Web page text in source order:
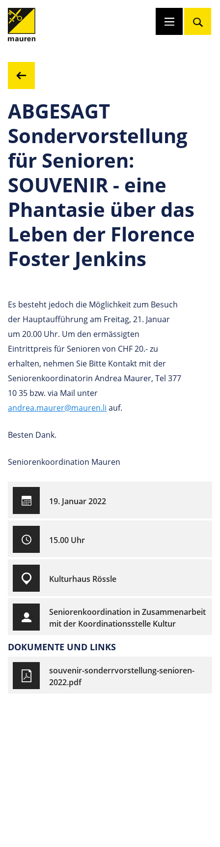
ABGESAGT
Sondervorstellung
für Senioren:
SOUVENIR - eine
Phantasie über das
Leben der Florence
Foster Jenkins
Es besteht jedoch die Möglichkeit zum Besuch
der Hauptaufführung am Freitag, 21. Januar
um 20.00 Uhr. Um den ermässigten
Eintrittpreis für Senioren von CHF 20.- zu
erhalten, nehmen Sie Bitte Kontakt mit der
Seniorenkoordinatorin Andrea Maurer, Tel 377
10 35 bzw. via Mail unter
andrea.maurer@mauren.li auf.
Besten Dank.
Seniorenkoordination Mauren
19. Januar 2022
15.00 Uhr
Kulturhaus Rössle
Seniorenkoordination in Zusammenarbeit
mit der Koordinationsstelle Kultur
DOKUMENTE UND LINKS
souvenir-sonderrvorstellung-senioren-
2022.pdf